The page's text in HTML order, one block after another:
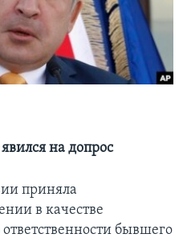
на допрос
приняла
в качестве
бывшего